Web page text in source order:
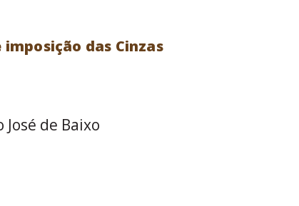
das Cinzas
José de Baixo